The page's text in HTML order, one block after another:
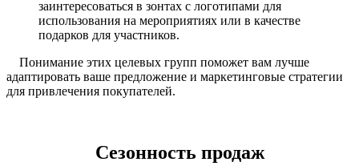
заинтересоваться в зонтax с логотипами для
использования на мероприятиях или в качестве
подарков для участников.
Понимание этих целевых групп поможет вам лучше
адаптировать ваше предложение и маркетинговые стратегии
для привлечения покупателей.
Сезонность продаж